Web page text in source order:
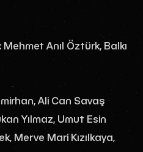
Anıl Öztürk, Balkı
Ali Can Savaş
Yılmaz, Umut Esin
Merve Mari Kızılkaya,